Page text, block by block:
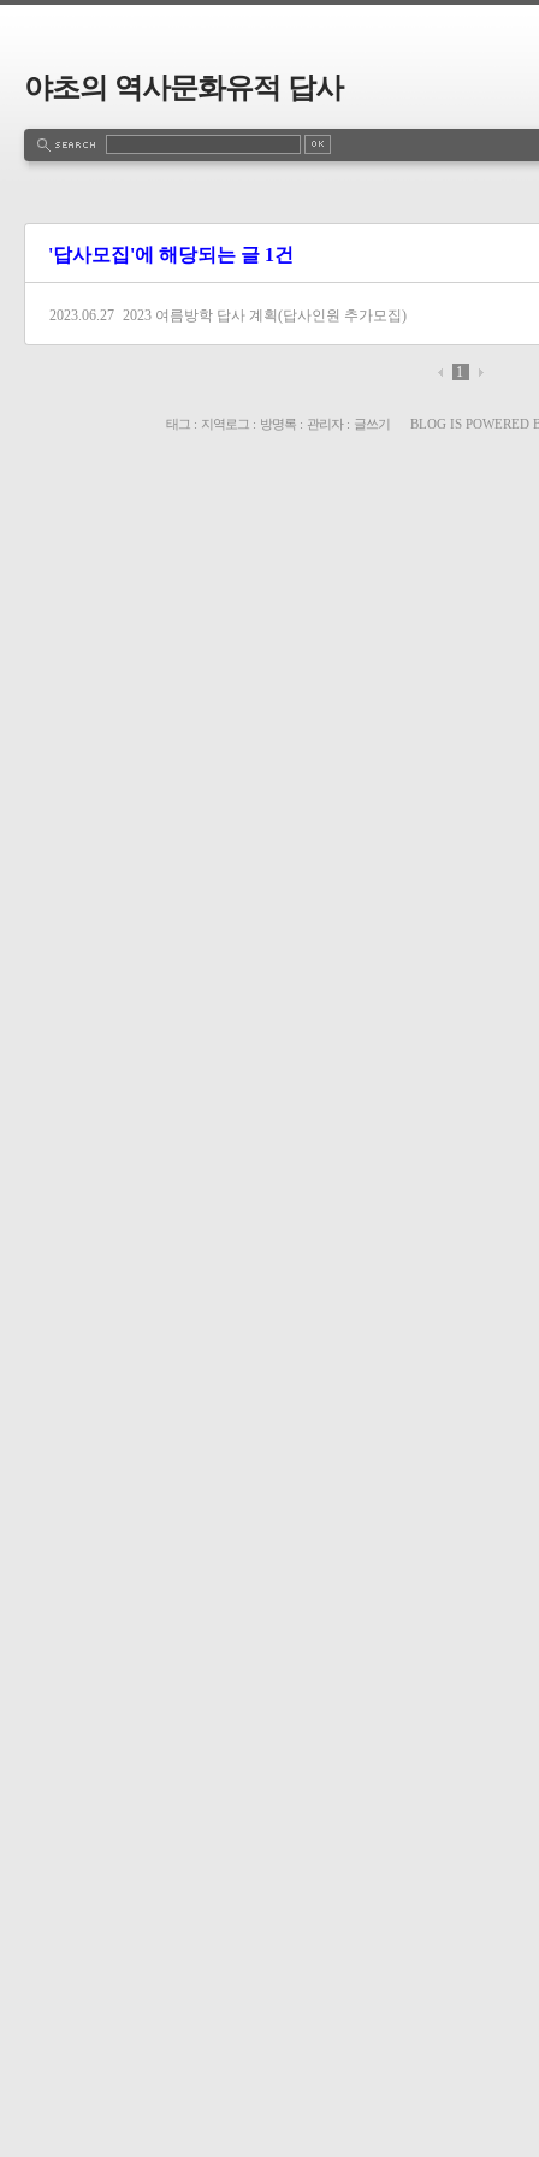
야초의 역사문화유적 답사
'답사모집'에 해당되는 글 1건
2023.06.27 2023 여름방학 답사 계획(답사인원 추가모집)
1
태그 : 지역로그 : 방명록 : 관리자: 글쓰기 BLOG IS POWERED